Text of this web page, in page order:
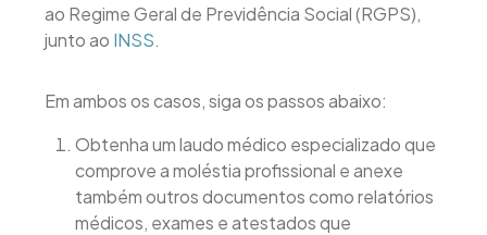
ao Regime Geral de Previdência Social (RGPS),
junto ao INSS.
Em ambos os casos, siga os passos abaixo:
Obtenha um laudo médico especializado que
comprove a moléstia profissional e anexe
também outros documentos como relatórios
médicos, exames e atestados que